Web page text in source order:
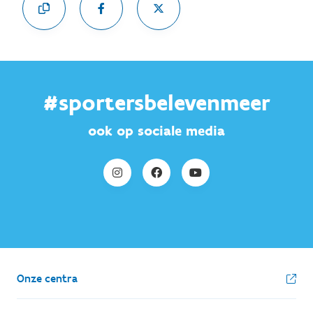
#sportersbelevenmeer
ook op sociale media
Onze centra